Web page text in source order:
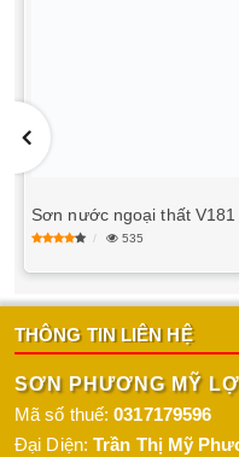
Sơn nước ngoại thất
535
THÔNG TIN LIÊN HỆ
SƠN PHƯƠNG MỸ
Mã số thuế:0317179596
Đại Diện: Trần Thị Mỹ